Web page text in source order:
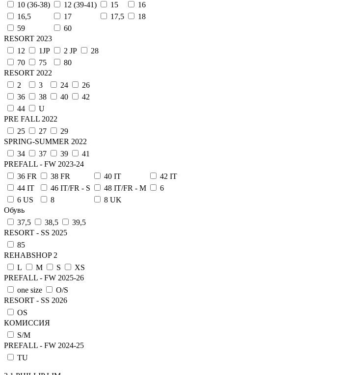
10 (36-38)
12 (39-41) 15
16
16,5
17 17,5
18
59
60
RESORT 2023
12
1JP 2 JP
28
70
75
80
RESORT 2022
2
3 24
26
36
38 40
42
44
U
PRE FALL 2022
25
27
29
SPRING-SUMMER 2022
34
37 39
41
PREFALL - FW 2023-24
36 FR
38 FR 40 IT
42 IT
44 IT
46 IT/FR - S 48 IT/FR - M
6
6 US
8
8 UK
Обувь
37,5
38,5
39,5
RESORT - SS 2025
85
REHABSHOP 2
L
M S
XS
PREFALL - FW 2025-26
one size
О/S
RESORT - SS 2026
OS
КОМИССИЯ
S/M
PREFALL - FW 2024-25
TU